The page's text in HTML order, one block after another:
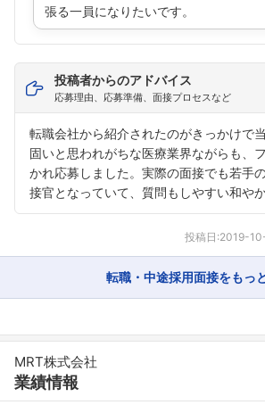
張る一員になりたいです。
投稿者からのアドバイス
応募理由、応募準備、面接プロセスなど
転職会社から紹介されたのがきっかけで
固いと思われがちな医療業界ながらも、
かれ応募しました。実際の面接でも若手
接官となっていて、質問もしやすい和や
投稿日:2019-
転職・中途採用面接をもっ
MRT株式会社
業績情報